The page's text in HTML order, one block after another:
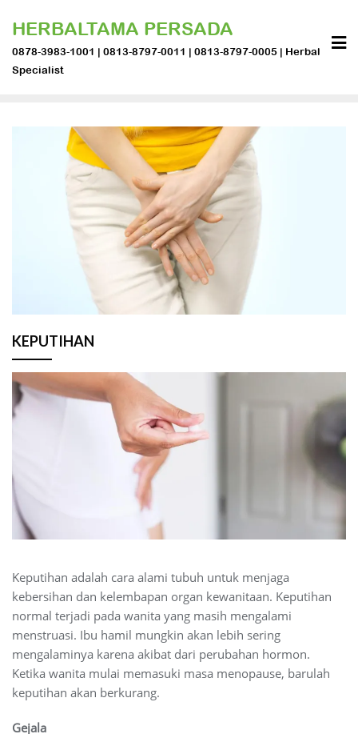
content
HERBALTAMA PERSADA
0878-3983-1001 | 0813-8797-0011 | 0813-8797-0005 | Herbal
Specialist
KEPUTIHAN
Keputihan adalah cara alami tubuh untuk menjaga
kebersihan dan kelembapan organ kewanitaan. Keputihan
normal terjadi pada wanita yang masih mengalami
menstruasi. Ibu hamil mungkin akan lebih sering
mengalaminya karena akibat dari perubahan hormon.
Ketika wanita mulai memasuki masa menopause, barulah
keputihan akan berkurang.
Gejala